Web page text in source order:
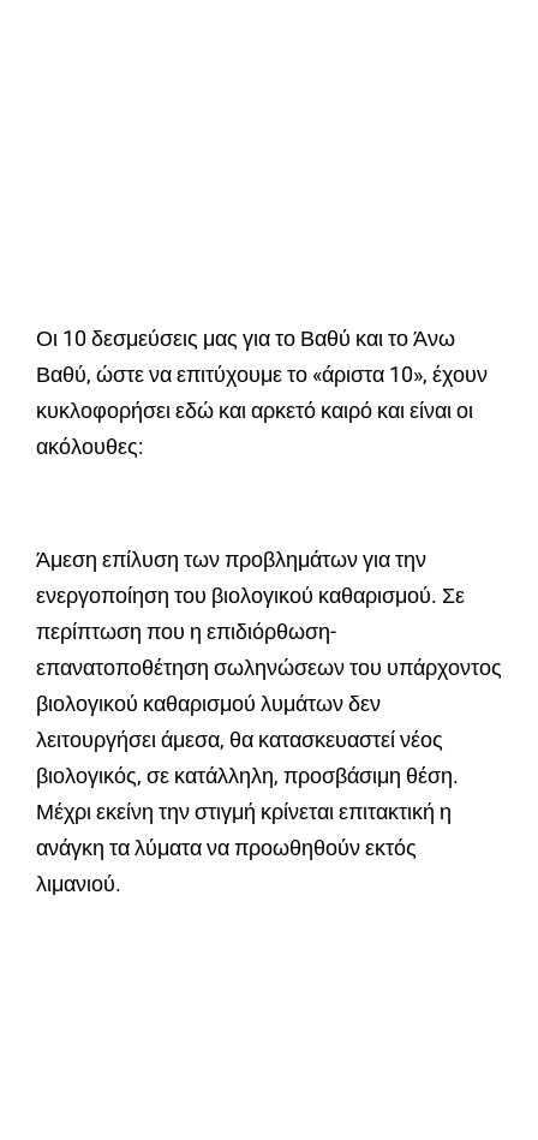
Οι 10 δεσμεύσεις μας για το Βαθύ και το Άνω
Βαθύ, ώστε να επιτύχουμε το «άριστα 10», έχουν
κυκλοφορήσει εδώ και αρκετό καιρό και είναι οι
ακόλουθες:
Άμεση επίλυση των προβλημάτων για την
ενεργοποίηση του βιολογικού καθαρισμού. Σε
περίπτωση που η επιδιόρθωση-
επανατοποθέτηση σωληνώσεων του υπάρχοντος
βιολογικού καθαρισμού λυμάτων δεν
λειτουργήσει άμεσα, θα κατασκευαστεί νέος
βιολογικός, σε κατάλληλη, προσβάσιμη θέση.
Μέχρι εκείνη την στιγμή κρίνεται επιτακτική η
ανάγκη τα λύματα να προωθηθούν εκτός
λιμανιού.